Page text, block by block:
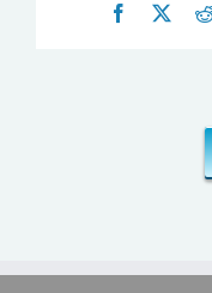
Facebook